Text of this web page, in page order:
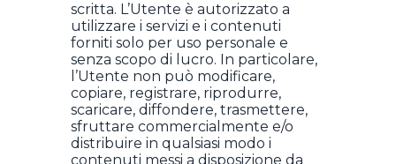
scritta. L’Utente è autorizzato a
utilizzare i servizi e i contenuti
forniti solo per uso personale e
senza scopo di lucro. In particolare,
l’Utente non può modificare,
copiare, registrare, riprodurre,
scaricare, diffondere, trasmettere,
sfruttare commercialmente e/o
distribuire in qualsiasi modo i
contenuti messi a disposizione da